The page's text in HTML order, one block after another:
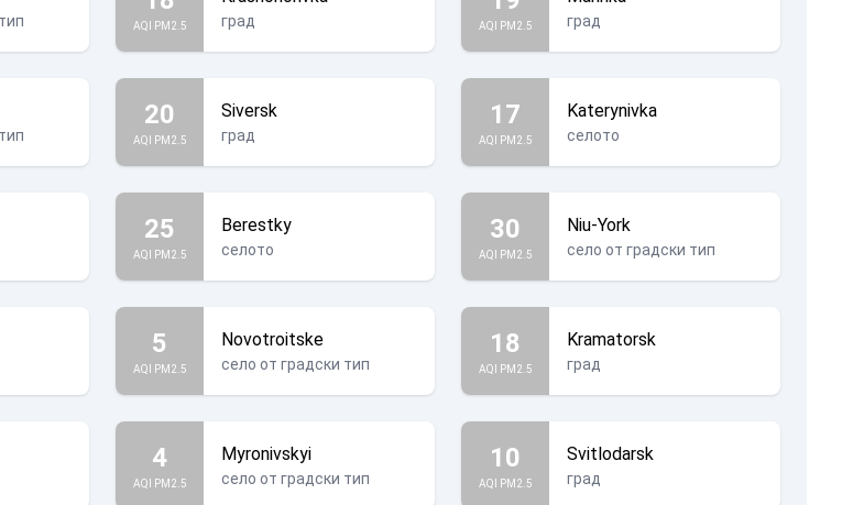
AQI PM2.5 град AQI PM2.5 град
20
AQI PM2.5
Siversk
град
17
AQI PM2.5
Katerynivka
селото
25
AQI PM2.5
Berestky
селото
30
AQI PM2.5
Niu-York
село от градски тип
5
AQI PM2.5
Novotroitske
село от градски тип
18
AQI PM2.5
Kramatorsk
град
4
AQI PM2.5
Myronivskyi
село от градски тип
10
AQI PM2.5
Svitlodarsk
град